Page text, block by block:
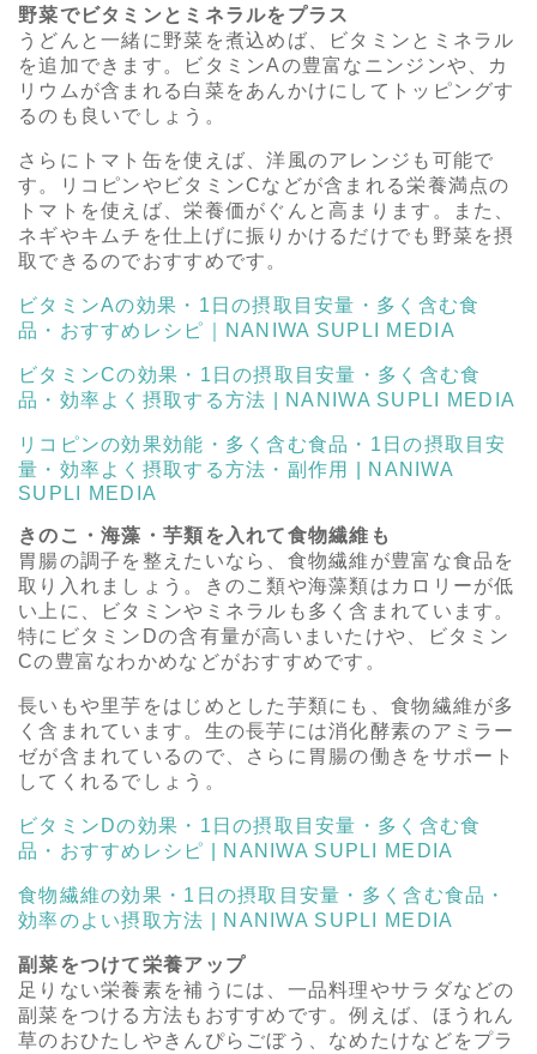
野菜でビタミンとミネラルをプラス
うどんと一緒に野菜を煮込めば、ビタミンとミネラル
を追加できます。ビタミンAの豊富なニンジンや、カ
リウムが含まれる白菜をあんかけにしてトッピングす
るのも良いでしょう。
さらにトマト缶を使えば、洋風のアレンジも可能で
す。リコピンやビタミンCなどが含まれる栄養満点の
トマトを使えば、栄養価がぐんと高まります。また、
ネギやキムチを仕上げに振りかけるだけでも野菜を摂
取できるのでおすすめです。
ビタミンAの効果・1日の摂取目安量・多く含む食
品・おすすめレシピ｜NANIWA SUPLI MEDIA
ビタミンCの効果・1日の摂取目安量・多く含む食
品・効率よく摂取する方法 | NANIWA SUPLI MEDIA
リコピンの効果効能・多く含む食品・1日の摂取目安
量・効率よく摂取する方法・副作用 | NANIWA
SUPLI MEDIA
きのこ・海藻・芋類を入れて食物繊維も
胃腸の調子を整えたいなら、食物繊維が豊富な食品を
取り入れましょう。きのこ類や海藻類はカロリーが低
い上に、ビタミンやミネラルも多く含まれています。
特にビタミンDの含有量が高いまいたけや、ビタミン
Cの豊富なわかめなどがおすすめです。
長いもや里芋をはじめとした芋類にも、食物繊維が多
く含まれています。生の長芋には消化酵素のアミラー
ゼが含まれているので、さらに胃腸の働きをサポート
してくれるでしょう。
ビタミンDの効果・1日の摂取目安量・多く含む食
品・おすすめレシピ | NANIWA SUPLI MEDIA
食物繊維の効果・1日の摂取目安量・多く含む食品・
効率のよい摂取方法 | NANIWA SUPLI MEDIA
副菜をつけて栄養アップ
足りない栄養素を補うには、一品料理やサラダなどの
副菜をつける方法もおすすめです。例えば、ほうれん
草のおひたしやきんぴらごぼう、なめたけなどをプラ